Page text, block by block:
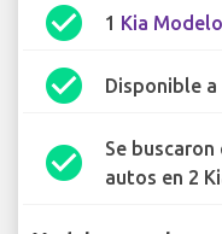
check_circle 1 Kia
check_circle Disponible
check_circle
Se
autos en 2